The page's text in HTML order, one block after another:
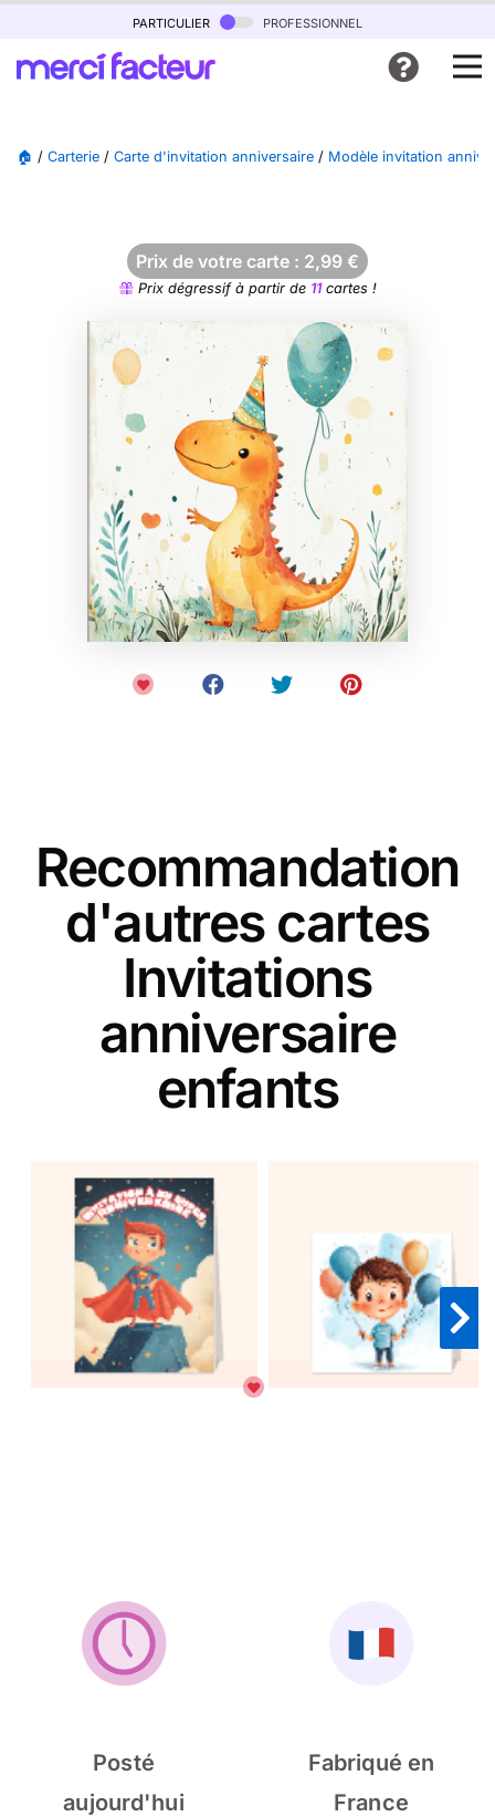
particulier professionnel
🏠 / Carterie / Carte d'invitation anniversaire / Modèle invitation
Prix de votre carte : 2,99 €
Prix dégressif à partir de 11cartes !
Recommandation
d'autres cartes
Invitations
anniversaire
enfants
Posté
aujourd'hui
Fabriqué en
France